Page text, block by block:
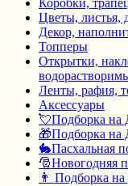
Коробки,
Цветы, листья,
Декор,
Топперы
Открытки,
Ленты, рафия,
Аксессуары
💘Подборка на
🎁Подборка на
🐇Пасхальная
🎅Новогодняя
👨 Подборка